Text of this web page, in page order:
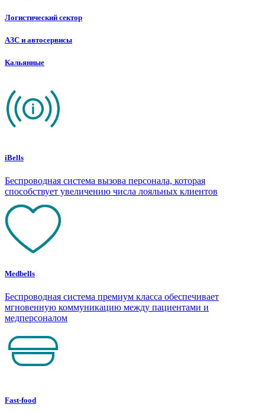
Логистический сектор
АЗС и автосервисы
Кальянные
iBells
Беспроводная система вызова персонала, которая
способствует увеличению числа лояльных клиентов
Medbells
Беспроводная система премиум класса обеспечивает
мгновенную коммуникацию между пациентами и
медперсоналом
Fast-food